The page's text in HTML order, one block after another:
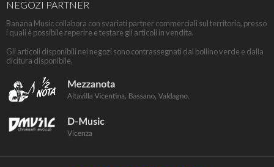
NEGOZI PARTNER
Banana Music collabora con svariati partner commerciali sul territorio, presso
i quali è possibile reperire e testare gli articoli in vendita.
Gli articoli disponibili nei negozi sono contrassegnati dal bollino verde e dalla
dicitura disponibile.